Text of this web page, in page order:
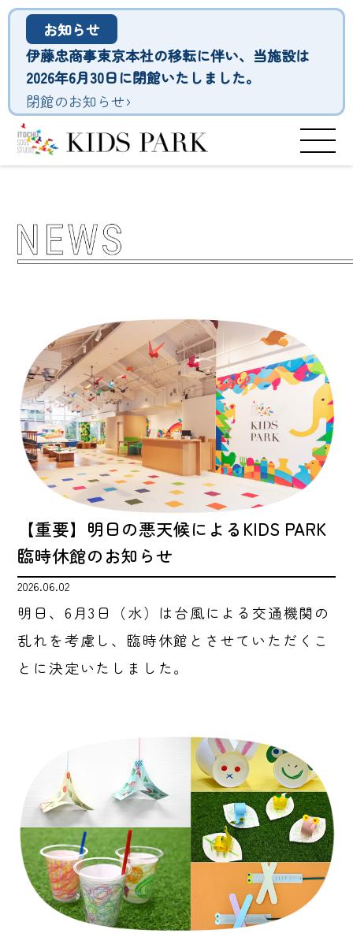
お知らせ
伊藤忠商事東京本社の移転に伴い、当施設は
2026年6月30日に閉館いたしました。
閉館のお知らせ›
【重要】明日の悪天候によるKIDS PARK
臨時休館のお知らせ
2026.06.02
明日、6月3日（水）は台風による交通機関の
乱れを考慮し、臨時休館とさせていただくこ
とに決定いたしました。